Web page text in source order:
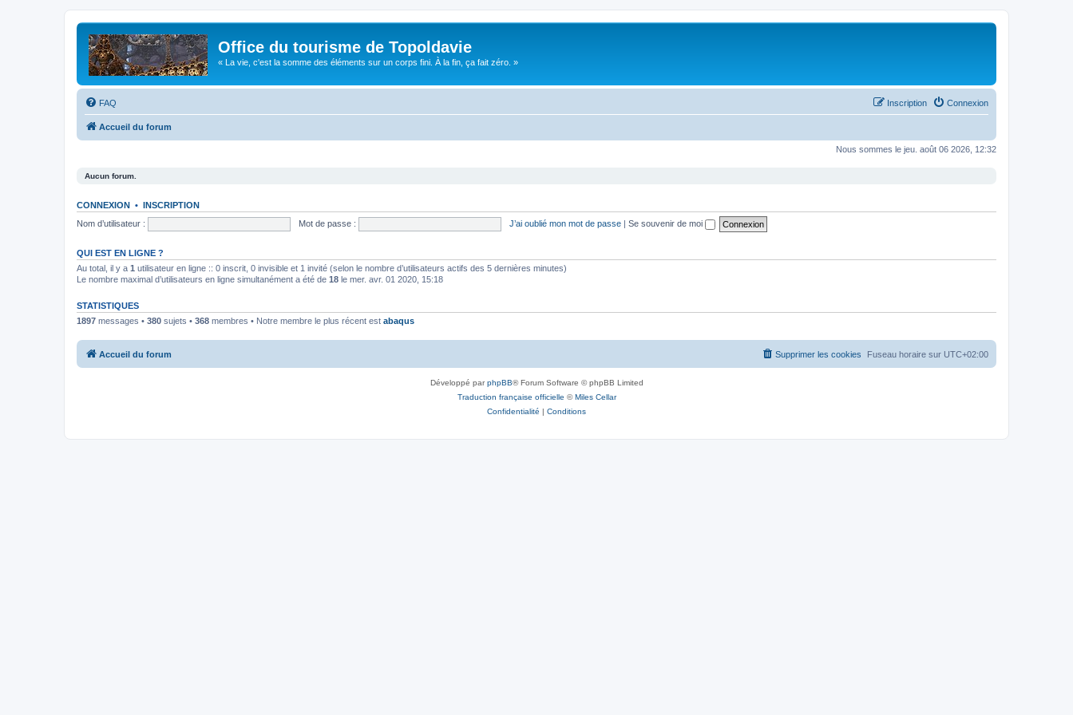
Office du tourisme de Topoldavie
« La vie, c'est la somme des éléments sur un corps fini. À la fin, ça fait zéro. »
FAQ Connexion
Inscription
Accueil du forum
Nous sommes le jeu. août 06 2026, 12:32
Aucun forum.
CONNEXION • INSCRIPTION
Nom d’utilisateur :
Mot de passe : J’ai oublié mon mot de passe | Se souvenir de moi
QUI EST EN LIGNE ?
Au total, il y a 1 utilisateur en ligne :: 0 inscrit, 0 invisible et 1 invité (selon le nombre d’utilisateurs actifs des 5 dernières minutes)
Le nombre maximal d’utilisateurs en ligne simultanément a été de 18 le mer. avr. 01 2020, 15:18
STATISTIQUES
1897 messages • 380 sujets • 368 membres • Notre membre le plus récent est abaqus
Accueil du forum Fuseau horaire sur UTC+02:00
Supprimer les cookies
Développé parphpBB® Forum Software © phpBB Limited
Traduction française officielle ©Miles Cellar
Confidentialité | Conditions